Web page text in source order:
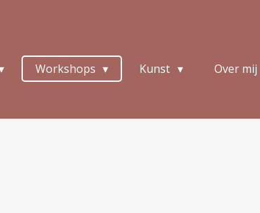
Workshops Kunst Over mij